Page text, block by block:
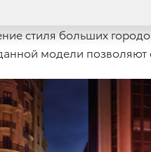
стиля больших
модели позволяют